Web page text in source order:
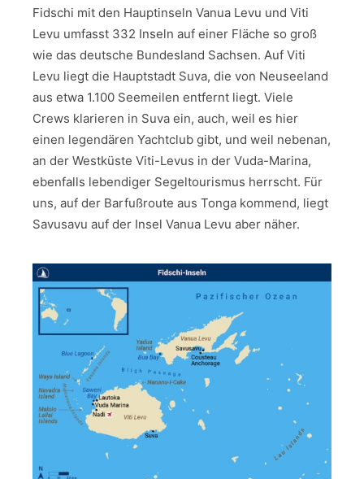
Fidschi mit den Hauptinseln Vanua Levu und Viti
Levu umfasst 332 Inseln auf einer Fläche so groß
wie das deutsche Bundesland Sachsen. Auf Viti
Levu liegt die Hauptstadt Suva, die von Neuseeland
aus etwa 1.100 Seemeilen entfernt liegt. Viele
Crews klarieren in Suva ein, auch, weil es hier
einen legendären Yachtclub gibt, und weil nebenan,
an der Westküste Viti-Levus in der Vuda-Marina,
ebenfalls lebendiger Segeltourismus herrscht. Für
uns, auf der Barfußroute aus Tonga kommend, liegt
Savusavu auf der Insel Vanua Levu aber näher.